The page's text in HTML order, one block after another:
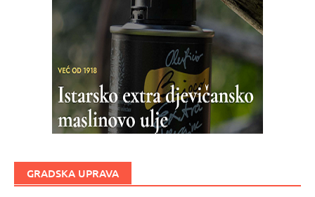
GRADSKA UPRAVA